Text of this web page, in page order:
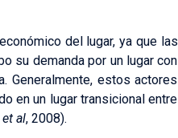
del lugar, ya que las
su demanda por un lugar con
Generalmente, estos actores
en un lugar transicional entre
et al, 2008).